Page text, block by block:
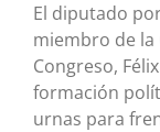
El diputado
miembro de la
Congreso,
formación
urnas para